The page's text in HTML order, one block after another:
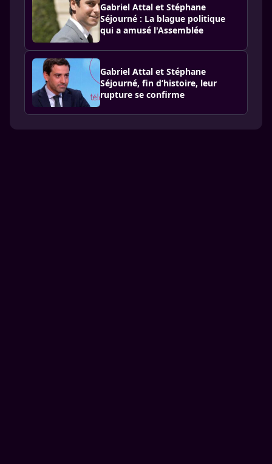
Gabriel Attal et Stéphane
Séjourné : La blague politique
qui a amusé l'Assemblée
Gabriel Attal et Stéphane
Séjourné, fin d’histoire, leur
rupture se confirme